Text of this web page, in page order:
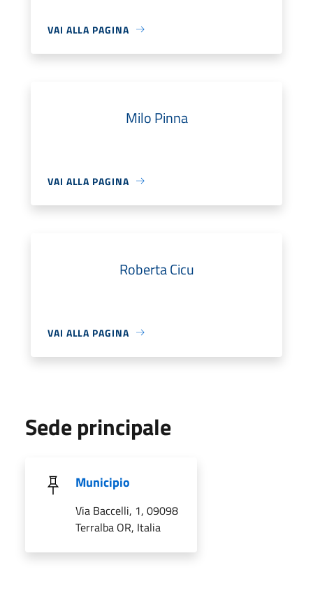
VAI ALLA PAGINA
Milo Pinna
VAI ALLA PAGINA
Roberta Cicu
VAI ALLA PAGINA
Sede principale
Municipio
Via Baccelli, 1, 09098
Terralba OR, Italia